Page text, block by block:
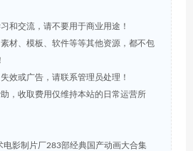
和交流，请不要用于商业用途！
材、模板、软件等等其他资源，都不包
效或广告，请联系管理员处理！
，收取费用仅维持本站的日常运营所
电影制片厂283部经典国产动画大合集